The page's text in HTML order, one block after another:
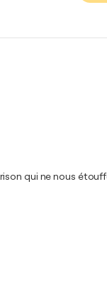
qui ne nous